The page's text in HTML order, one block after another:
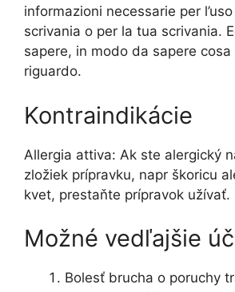
informazioni necessarie per
scrivania o per la tua scrivania.
sapere, in modo da sapere
riguardo.
Kontraindikácie
Allergia attiva: Ak ste alergický
zložiek prípravku, napr škoricu
kvet, prestaňte prípravok užívať.
Možné vedľajšie
Bolesť brucha o poruchy